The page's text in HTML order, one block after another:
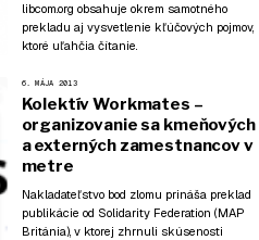
libcom.org obsahuje okrem samotného
prekladu aj vysvetlenie kľúčových pojmov,
ktoré uľahčia čítanie.
6. MÁJA 2013
Kolektív Workmates –
organizovanie sa kmeňových
a externých zamestnancov v
metre
Nakladateľstvo bod zlomu prináša preklad
publikácie od Solidarity Federation (MAP
Británia), v ktorej zhrnuli skúsenosti